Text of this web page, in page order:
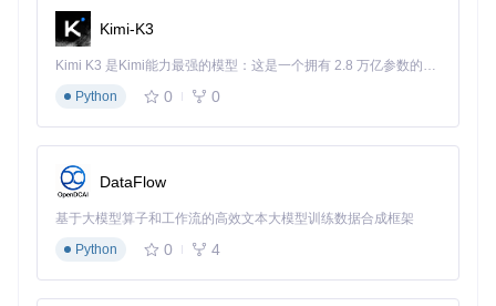
-acceleration
批量处理：将多个视频链接按行写入
存储管理：解密过程中会产生临时文件，定期清理 /tmp/vi
deo_decrypter/ 目录释放存储空间
断点续传功能
拓展应用场景：解密技术的价值实现
Kimi-K3
Kimi K3 是Kimi能力最强的模型：这是一个拥有 2.8 万亿参数的混合专家（MoE）模型，具备原生视觉理解能力，并支持 100 万 token 的上下文窗口。
Python
0 0
DataFlow
基于大模型算子和工作流的高效文本大模型训练数据合成框架
Python
0 4